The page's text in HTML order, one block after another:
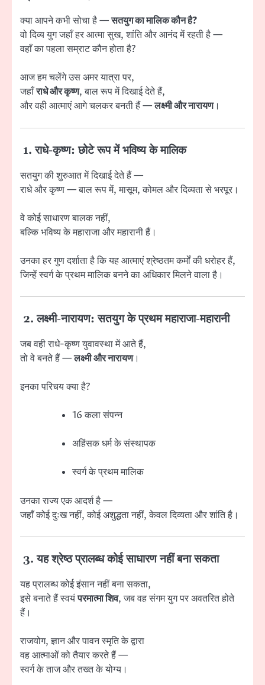
क्या आपने कभी सोचा है —सतयुग का मालिक कौन है?
वो दिव्य युग जहाँ हर आत्मा सुख, शांति और आनंद में रहती है —
वहाँ का पहला सम्राट कौन होता है?
आज हम चलेंगे उस अमर यात्रा पर,
जहाँराधे और कृष्ण, बाल रूप में दिखाई देते हैं,
और वही आत्माएं आगे चलकर बनती हैं —लक्ष्मी और नारायण।
1. राधे-कृष्ण: छोटे रूप में भविष्य के मालिक
सतयुग की शुरुआत में दिखाई देते हैं —
राधे और कृष्ण — बाल रूप में, मासूम, कोमल और दिव्यता से भरपूर।
वे कोई साधारण बालक नहीं,
बल्कि भविष्य के महाराजा और महारानी हैं।
उनका हर गुण दर्शाता है कि यह आत्माएं श्रेष्ठतम कर्मों की धरोहर हैं,
जिन्हें स्वर्ग के प्रथम मालिक बनने का अधिकार मिलने वाला है।
2. लक्ष्मी-नारायण: सतयुग के प्रथम महाराजा-महारानी
जब वही राधे-कृष्ण युवावस्था में आते हैं,
तो वे बनते हैं —लक्ष्मी और नारायण।
इनका परिचय क्या है?
16 कला संपन्न
अहिंसक धर्म के संस्थापक
स्वर्ग के प्रथम मालिक
उनका राज्य एक आदर्श है —
जहाँ कोई दुःख नहीं, कोई अशुद्धता नहीं, केवल दिव्यता और शांति है।
3. यह श्रेष्ठ प्रालब्ध कोई साधारण नहीं बना सकता
यह प्रालब्ध कोई इंसान नहीं बना सकता,
इसे बनाते हैं स्वयंपरमात्मा शिव, जब वह संगम युग पर अवतरित होते
हैं।
राजयोग, ज्ञान और पावन स्मृति के द्वारा
वह आत्माओं को तैयार करते हैं —
स्वर्ग के ताज और तख्त के योग्य।